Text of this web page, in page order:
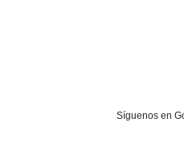
Síguenos en